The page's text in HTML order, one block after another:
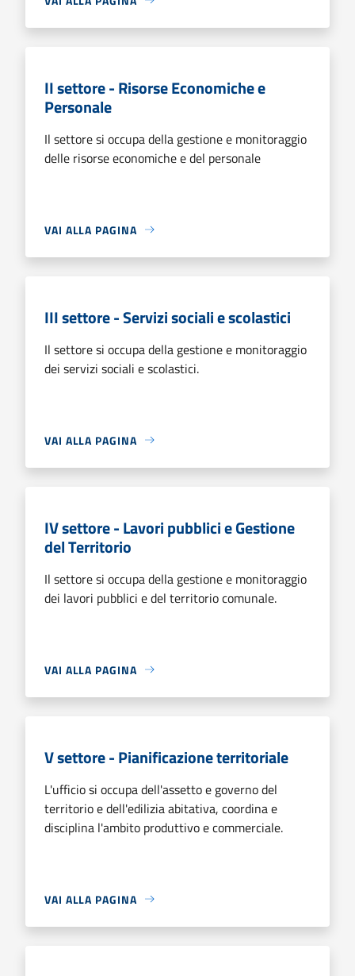
II settore - Risorse Economiche e
Personale
Il settore si occupa della gestione e monitoraggio
delle risorse economiche e del personale
VAI ALLA PAGINA
III settore - Servizi sociali e scolastici
Il settore si occupa della gestione e monitoraggio
dei servizi sociali e scolastici.
VAI ALLA PAGINA
IV settore - Lavori pubblici e Gestione
del Territorio
Il settore si occupa della gestione e monitoraggio
dei lavori pubblici e del territorio comunale.
VAI ALLA PAGINA
V settore - Pianificazione territoriale
L'ufficio si occupa dell'assetto e governo del
territorio e dell'edilizia abitativa, coordina e
disciplina l'ambito produttivo e commerciale.
VAI ALLA PAGINA